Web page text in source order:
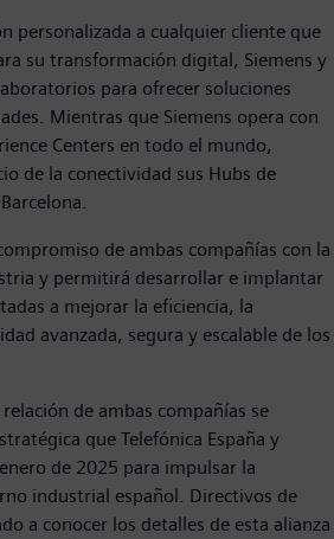
personalizada a cualquier cliente que
su transformación digital, Siemens y
para ofrecer soluciones
Mientras que Siemens opera con
Centers en todo el mundo,
de la conectividad sus Hubs de
de ambas compañías con la
y permitirá desarrollar e implantar
a mejorar la eficiencia, la
avanzada, segura y escalable de los
de ambas compañías se
que Telefónica España y
de 2025 para impulsar la
industrial español. Directivos de
a conocer los detalles de esta alianza